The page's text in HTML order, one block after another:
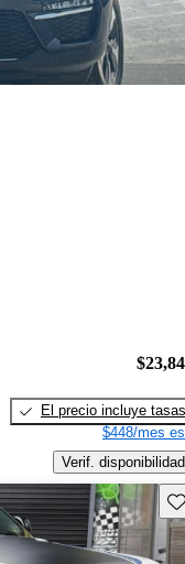
El precio incluye tasas
$448/mes
Verif. disponibilidad